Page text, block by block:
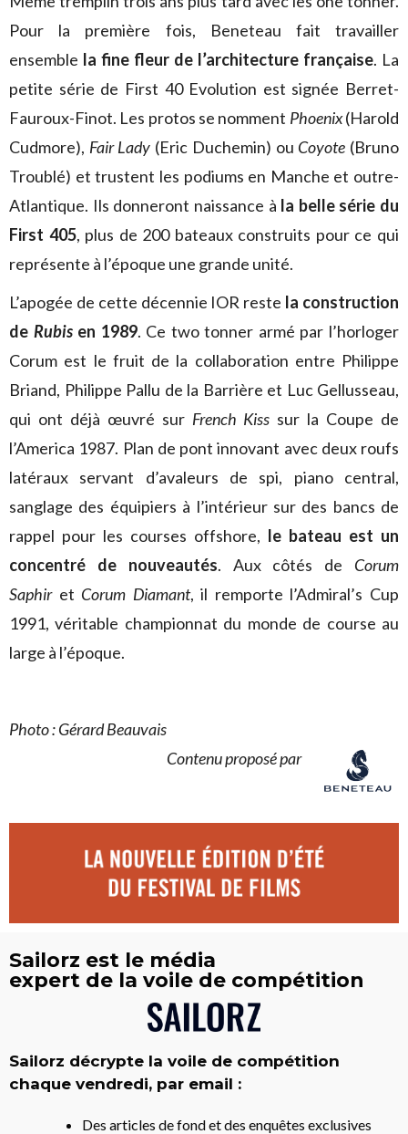
Pour la première fois, Beneteau fait travailler
ensemble la fine fleur de l’architecture française. La
petite série de First 40 Evolution est signée Berret-
Fauroux-Finot. Les protos se nomment Phoenix(Harold
Cudmore), Fair Lady (Eric Duchemin) ou Coyote (Bruno
Troublé) et trustent les podiums en Manche et outre-
Atlantique. Ils donneront naissance à la belle série du
First 405, plus de 200 bateaux construits pour ce qui
représente à l’époque une grande unité.
L’apogée de cette décennie IOR reste la construction
de Rubisen 1989. Ce two tonner armé par l’horloger
Corum est le fruit de la collaboration entre Philippe
Briand, Philippe Pallu de la Barrière et Luc Gellusseau,
qui ont déjà œuvré sur French Kiss sur la Coupe de
l’America 1987. Plan de pont innovant avec deux roufs
latéraux servant d’avaleurs de spi, piano central,
sanglage des équipiers à l’intérieur sur des bancs de
rappel pour les courses offshore, le bateau est un
concentré de nouveautés. Aux côtés de Corum
Saphiret Corum Diamant, il remporte l’Admiral’s Cup
1991, véritable championnat du monde de course au
large à l’époque.
Photo : Gérard Beauvais
Contenu proposé par
Sailorz est le média
expert de la voile de compétition
Sailorz décrypte la voile de compétition
chaque vendredi, par email :
Des articles de fond et des enquêtes exclusives